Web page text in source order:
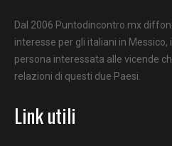
Dal 2006 Puntodincontro.mx
interesse per gli italiani in Messico,
persona interessata alle vicende
relazioni di questi due Paesi.
Link utili